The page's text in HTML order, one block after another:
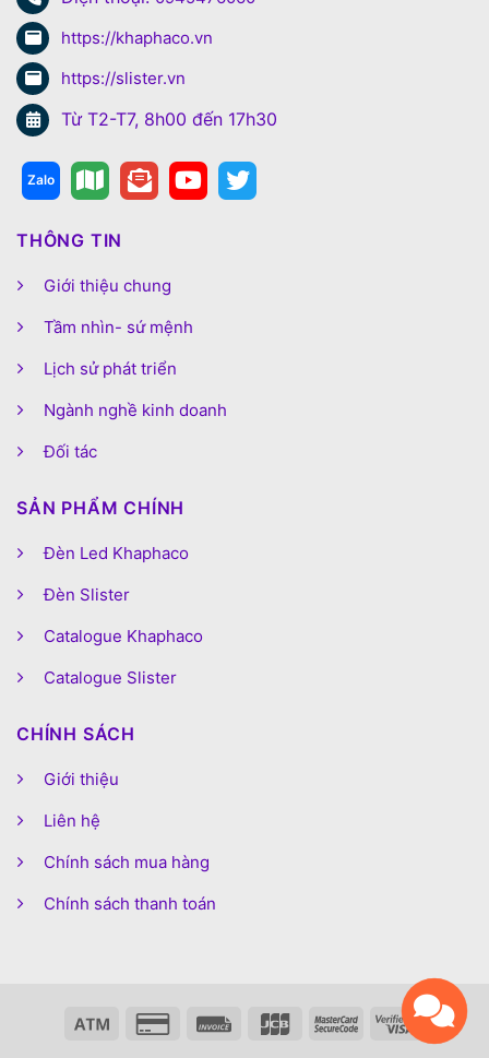
https://khaphaco.vn
https://slister.vn
Từ T2-T7, 8h00 đến 17h30
THÔNG TIN
Giới thiệu chung
Tầm nhìn- sứ mệnh
Lịch sử phát triển
Ngành nghề kinh doanh
Đối tác
SẢN PHẨM CHÍNH
Đèn Led Khaphaco
Đèn Slister
Catalogue Khaphaco
Catalogue Slister
CHÍNH SÁCH
Giới thiệu
Liên hệ
Chính sách mua hàng
Chính sách thanh toán